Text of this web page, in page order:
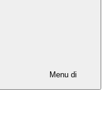
Menu di